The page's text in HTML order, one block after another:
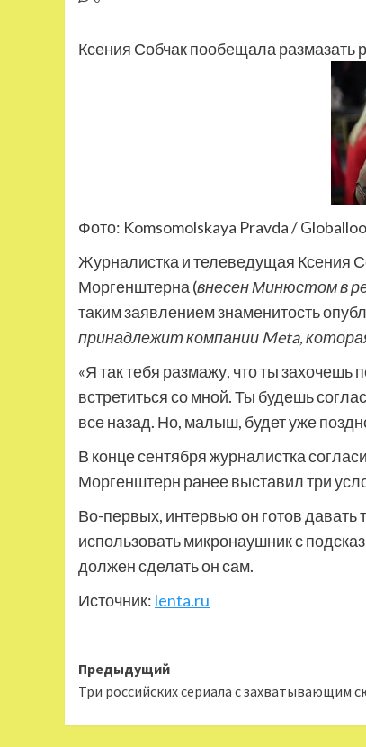
Ксения Собчак пообещала
Фото: Komsomolskaya Pravda /
Журналистка и телеведущая Ксения
Моргенштерна (внесен Минюстом в
таким заявлением знаменитость
принадлежит компании Meta,
«Я так тебя размажу, что ты захочешь
встретиться со мной. Ты будешь
все назад. Но, малыш, будет уже
В конце сентября журналистка
Моргенштерн ранее выставил три
Во-первых, интервью он готов
использовать микронаушник с
должен сделать он сам.
Источник: lenta.ru
Навигация
записи
Предыдущий
Три российских сериала с захватывающим